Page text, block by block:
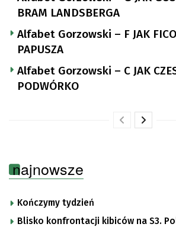
BRAM LANDSBERGA
Alfabet Gorzowski – F JAK
PAPUSZA
Alfabet Gorzowski – C JAK
PODWÓRKO
najnowsze
Kończymy tydzień
Blisko konfrontacji kibiców na S3.